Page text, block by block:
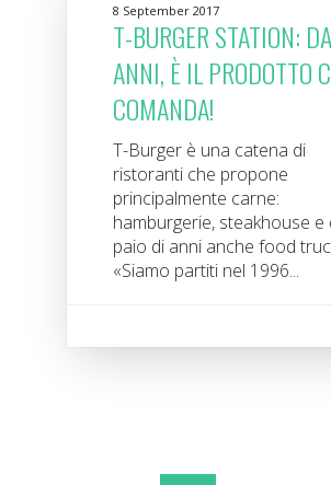
8 September 2017
T-BURGER STATION:
ANNI, È IL PRODOTTO
COMANDA!
T-Burger è una catena di
ristoranti che propone
principalmente carne:
hamburgerie, steakhouse e
paio di anni anche food
«Siamo partiti nel 1996...